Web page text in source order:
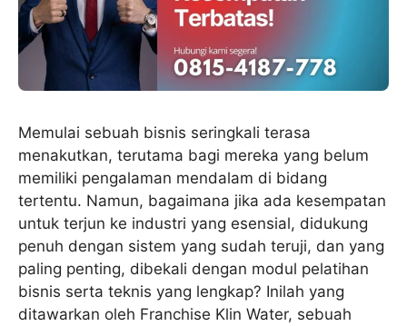
Memulai sebuah bisnis seringkali terasa
menakutkan, terutama bagi mereka yang belum
memiliki pengalaman mendalam di bidang
tertentu. Namun, bagaimana jika ada kesempatan
untuk terjun ke industri yang esensial, didukung
penuh dengan sistem yang sudah teruji, dan yang
paling penting, dibekali dengan modul pelatihan
bisnis serta teknis yang lengkap? Inilah yang
ditawarkan oleh Franchise Klin Water, sebuah